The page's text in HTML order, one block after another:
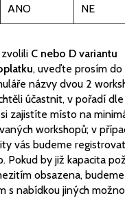
ANO NE
C nebo D variantu
, uveďte prosím do
názvy dvou 2
účastnit, v pořadí
zajistíte místo na
workshopů; v
vás budeme
Pokud by již kapacita
obsazena,
s nabídkou jiných